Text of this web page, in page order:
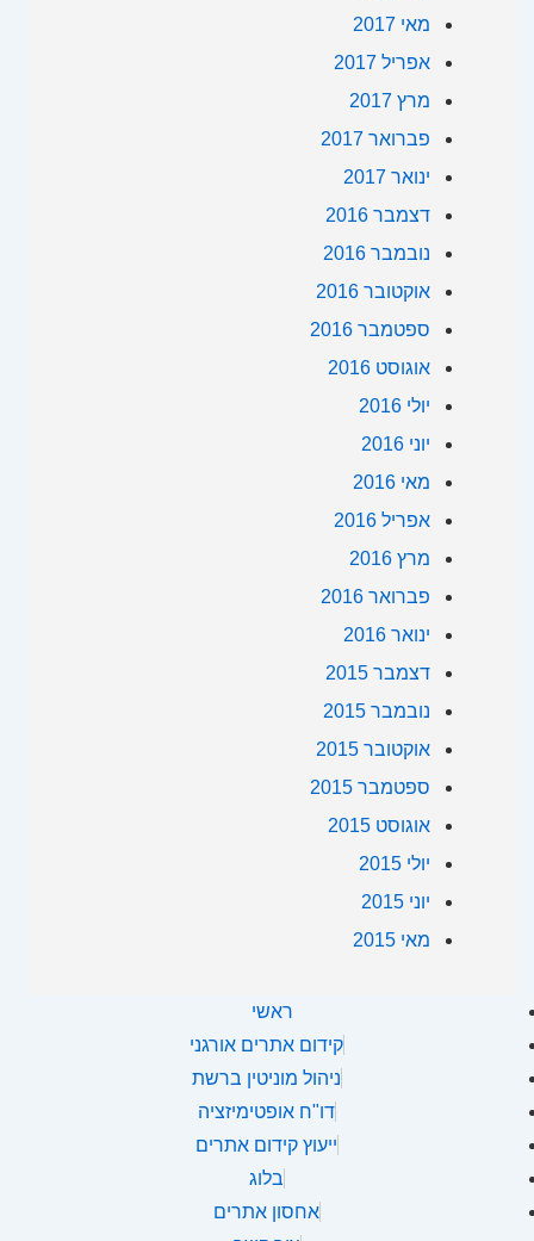
מאי 2017
אפריל 2017
מרץ 2017
פברואר 2017
ינואר 2017
דצמבר 2016
נובמבר 2016
אוקטובר 2016
ספטמבר 2016
אוגוסט 2016
יולי 2016
יוני 2016
מאי 2016
אפריל 2016
מרץ 2016
פברואר 2016
ינואר 2016
דצמבר 2015
נובמבר 2015
אוקטובר 2015
ספטמבר 2015
אוגוסט 2015
יולי 2015
יוני 2015
מאי 2015
ראשי
קידום אתרים אורגני
ניהול מוניטין ברשת
דו"ח אופטימיזציה
ייעוץ קידום אתרים
בלוג
אחסון אתרים